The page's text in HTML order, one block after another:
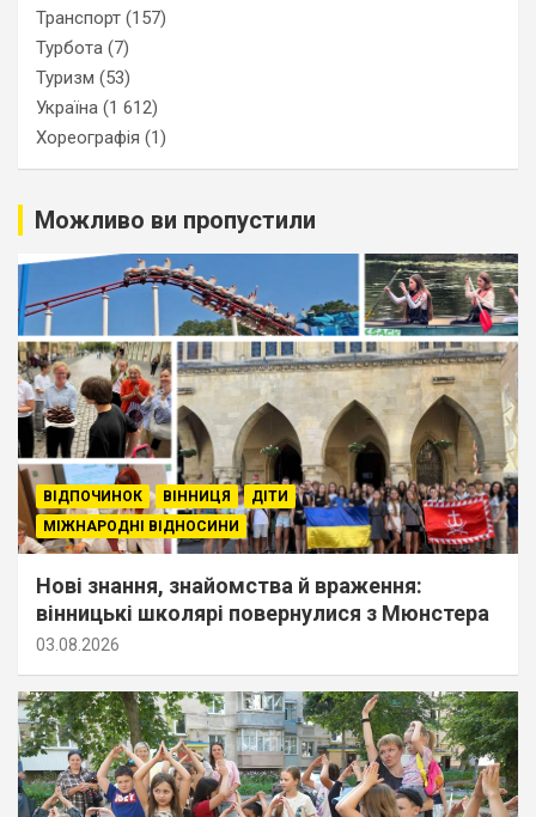
Транспорт (157)
Турбота (7)
Туризм (53)
Україна (1 612)
Хореографія (1)
Можливо ви пропустили
ВІДПОЧИНОК ВІННИЦЯ
ДІТИ
МІЖНАРОДНІ ВІДНОСИНИ
Нові знання, знайомства й враження:
вінницькі школярі повернулися з Мюнстера
03.08.2026